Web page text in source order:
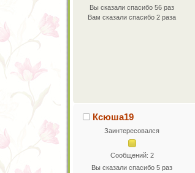
Вы сказали спасибо 56 раз
Вам сказали спасибо 2 раза
Ксюша19
Заинтересовался
Сообщений: 2
Вы сказали спасибо 5 раз